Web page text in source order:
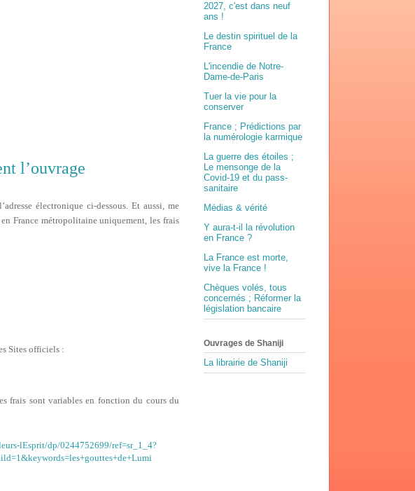
l’ouvrage
électronique ci-dessous. Et aussi, me
France métropolitaine uniquement, les frais
Sites officiels :
frais sont variables en fonction du cours du
lEsprit/dp/0244752699/ref=sr_1_4?
2027, c'est dans neuf
ans !
Le destin spirituel de la
France
L'incendie de Notre-
Dame-de-Paris
Tuer la vie pour la
conserver
France ; Prédictions par
la numérologie karmique
La guerre des étoiles ;
Le mensonge de la
Covid-19 et du pass-
sanitaire
Médias & vérité
Y aura-t-il la révolution
en France ?
La France est morte,
vive la France !
Chèques volés, tous
concernés ; Réformer la
législation bancaire
Ouvrages de Shaniji
La librairie de Shaniji